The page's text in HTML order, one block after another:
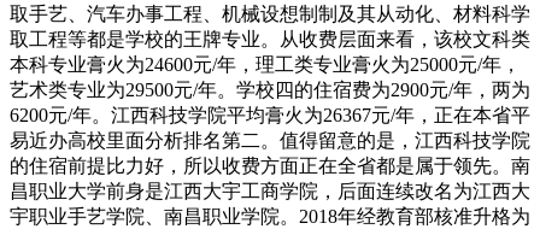
取手艺、汽车办事工程、机械设想制制及其从动化、材料科学
取工程等都是学校的王牌专业。从收费层面来看，该校文科类
本科专业膏火为24600元/年，理工类专业膏火为25000元/年，
艺术类专业为29500元/年。学校四的住宿费为2900元/年，两为
6200元/年。江西科技学院平均膏火为26367元/年，正在本省平
易近办高校里面分析排名第二。值得留意的是，江西科技学院
的住宿前提比力好，所以收费方面正在全省都是属于领先。南
昌职业大学前身是江西大宇工商学院，后面连续改名为江西大
宇职业手艺学院、南昌职业学院。2018年经教育部核准升格为